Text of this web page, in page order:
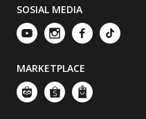
SOSIAL MEDIA
MARKETPLACE